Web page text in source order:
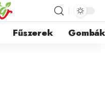
Fűszerek Gombák